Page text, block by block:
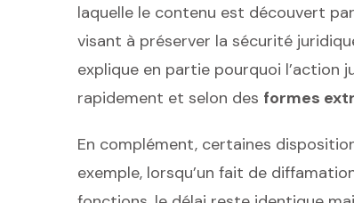
laquelle le contenu est découvert
visant à préserver la sécurité
explique en partie pourquoi l’action
rapidement et selon des formes
En complément, certaines
exemple, lorsqu’un fait de